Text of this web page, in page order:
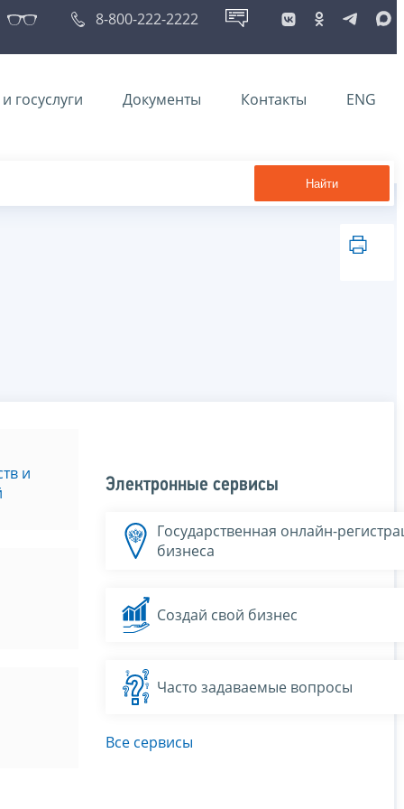
8-800-222-2222
госуслуги Документы Контакты ENG
Найти
и
Электронные сервисы
Государственная онлайн-
бизнеса
Создай свой бизнес
Часто задаваемые вопросы
Все сервисы